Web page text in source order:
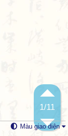
1/11
Màu giao diện